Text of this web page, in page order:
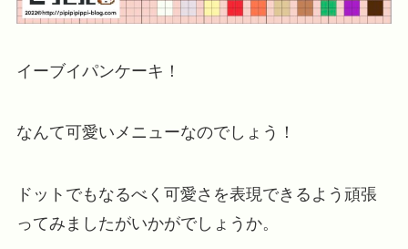
イーブイパンケーキ！
なんて可愛いメニューなのでしょう！
ドットでもなるべく可愛さを表現できるよう頑張
ってみましたがいかがでしょうか。